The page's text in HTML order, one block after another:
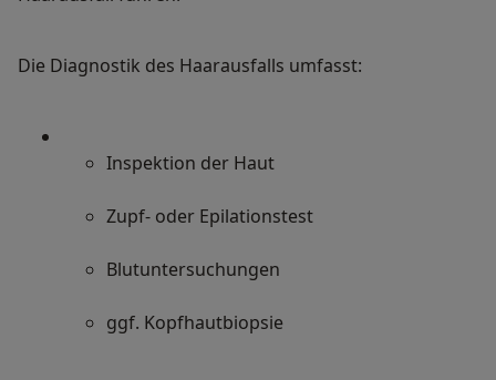
Die Diagnostik des Haarausfalls umfasst:
Inspektion der Haut
Zupf- oder Epilationstest
Blutuntersuchungen
ggf. Kopfhautbiopsie